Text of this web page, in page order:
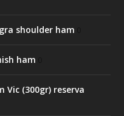
shoulder ham
ham
(300gr) reserva